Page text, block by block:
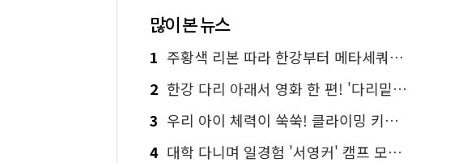
많이 본 뉴스
1 주황색 리본 따라 한강부터 메타세쿼이아 숲길까지…서울둘레길 15코스
2 한강 다리 아래서 영화 한 편! '다리밑 영화관' 무료 상영
3 우리 아이 체력이 쑥쑥! 클라이밍 키즈카페·어린이 체력장
4 대학 다니며 일경험 '서영커' 캠프 모집…전액 무료